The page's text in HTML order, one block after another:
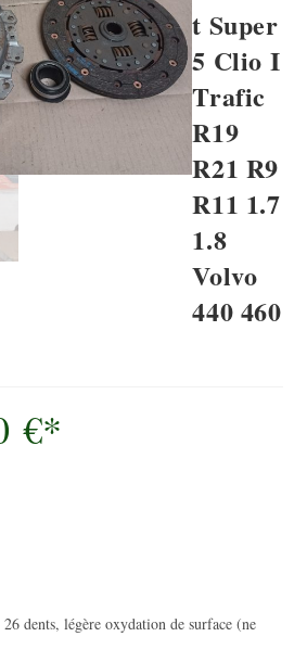
t Super
5 Clio I
Trafic
R19
R21 R9
R11 1.7
1.8
Volvo
440 460
€*
dents, légère oxydation de surface (ne